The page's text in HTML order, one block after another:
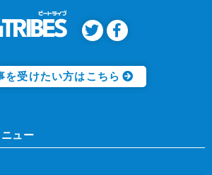
を受けたい方はこちら
ュー